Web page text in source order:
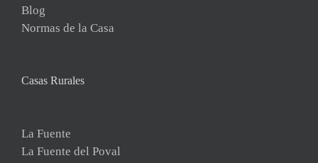
Blog
Normas de la Casa
Casas Rurales
La Fuente
La Fuente del Poval